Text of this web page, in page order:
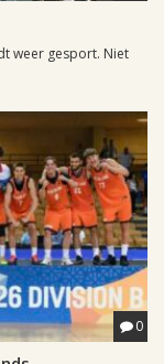
weer gesport. Niet
0